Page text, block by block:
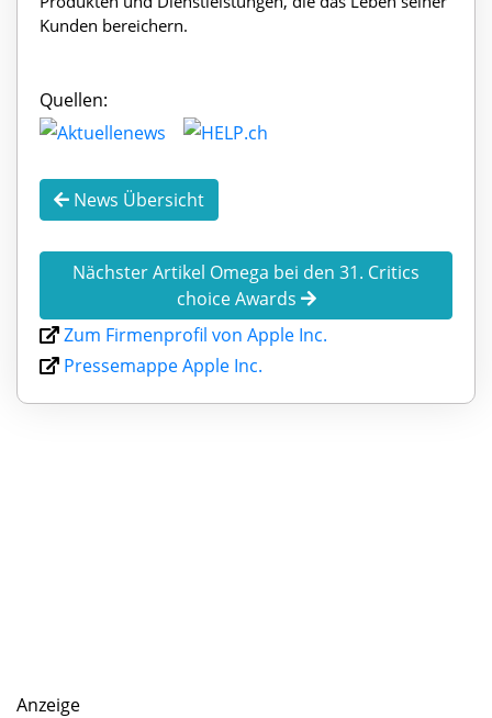
Kunden bereichern.
Quellen:
News Übersicht
Nächster Artikel Omega bei den 31. Critics
choice Awards
Zum Firmenprofil von Apple Inc.
Pressemappe Apple Inc.
Anzeige